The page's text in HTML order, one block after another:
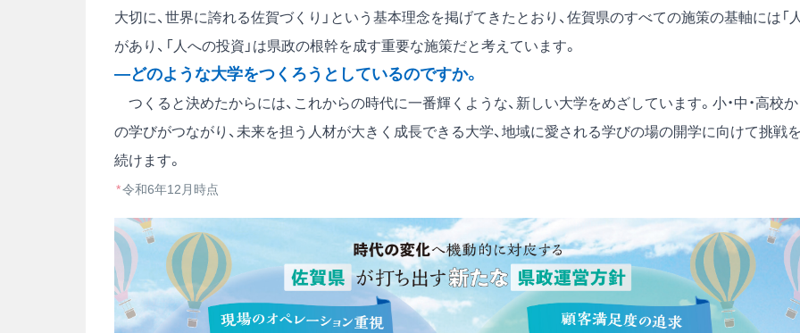
大切に、世界に誇れる佐賀づくり」という基本理念を掲げてきたとおり、佐賀県のすべての施策の基軸には「人
があり、「人への投資」は県政の根幹を成す重要な施策だと考えています。
―どのような大学をつくろうとしているのですか。
つくると決めたからには、これからの時代に一番輝くような、新しい大学をめざしています。小・中・高校か
の学びがつながり、未来を担う人材が大きく成長できる大学、地域に愛される学びの場の開学に向けて挑戦を
続けます。
*令和6年12月時点